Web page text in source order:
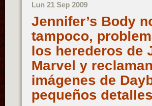
Lun 21 Sep 2009
Jennifer’s Body
tampoco,
los herederos de
Marvel y
imágenes de
pequeños